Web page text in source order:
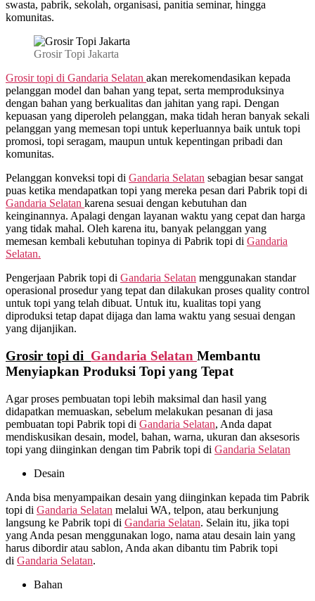
swasta, pabrik, sekolah, organisasi, panitia seminar, hingga
komunitas.
Grosir Topi Jakarta
Grosir topi di Gandaria Selatan akan merekomendasikan kepada
pelanggan model dan bahan yang tepat, serta memproduksinya
dengan bahan yang berkualitas dan jahitan yang rapi. Dengan
kepuasan yang diperoleh pelanggan, maka tidah heran banyak sekali
pelanggan yang memesan topi untuk keperluannya baik untuk topi
promosi, topi seragam, maupun untuk kepentingan pribadi dan
komunitas.
Pelanggan konveksi topi di Gandaria Selatan sebagian besar sangat
puas ketika mendapatkan topi yang mereka pesan dari Pabrik topi di
Gandaria Selatan karena sesuai dengan kebutuhan dan
keinginannya. Apalagi dengan layanan waktu yang cepat dan harga
yang tidak mahal. Oleh karena itu, banyak pelanggan yang
memesan kembali kebutuhan topinya di Pabrik topi di Gandaria
Selatan.
Pengerjaan Pabrik topi di Gandaria Selatan menggunakan standar
operasional prosedur yang tepat dan dilakukan proses quality control
untuk topi yang telah dibuat. Untuk itu, kualitas topi yang
diproduksi tetap dapat dijaga dan lama waktu yang sesuai dengan
yang dijanjikan.
Grosir topi di Gandaria Selatan Membantu
Menyiapkan Produksi Topi yang Tepat
Agar proses pembuatan topi lebih maksimal dan hasil yang
didapatkan memuaskan, sebelum melakukan pesanan di jasa
pembuatan topi Pabrik topi di Gandaria Selatan, Anda dapat
mendiskusikan desain, model, bahan, warna, ukuran dan aksesoris
topi yang diinginkan dengan tim Pabrik topi di Gandaria Selatan
Desain
Anda bisa menyampaikan desain yang diinginkan kepada tim Pabrik
topi di Gandaria Selatan melalui WA, telpon, atau berkunjung
langsung ke Pabrik topi di Gandaria Selatan. Selain itu, jika topi
yang Anda pesan menggunakan logo, nama atau desain lain yang
harus dibordir atau sablon, Anda akan dibantu tim Pabrik topi
di Gandaria Selatan.
Bahan